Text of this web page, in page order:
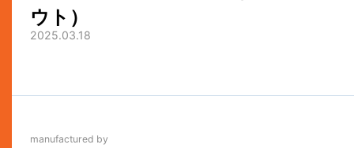
ウト）
2025.03.18
manufactured by